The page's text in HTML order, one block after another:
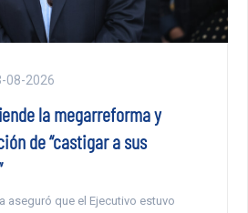
08-2026
la megarreforma y
de “castigar a sus
aseguró que el Ejecutivo estuvo